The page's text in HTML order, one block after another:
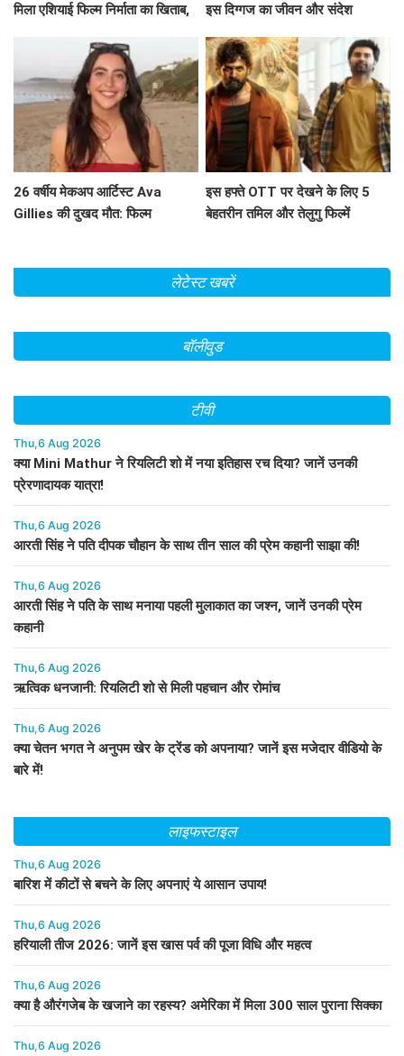
मिला एशियाई फिल्म निर्माता का खिताब,
इस दिग्गज का जीवन और संदेश
26 वर्षीय मेकअप आर्टिस्ट Ava
Gillies की दुखद मौत: फिल्म
इस हफ्ते OTT पर देखने के लिए 5
बेहतरीन तमिल और तेलुगु फिल्में
लेटेस्ट खबरें
बॉलीवुड
टीवी
Thu,6 Aug 2026
क्या Mini Mathur ने रियलिटी शो में नया इतिहास रच दिया? जानें उनकी
प्रेरणादायक यात्रा!
Thu,6 Aug 2026
आरती सिंह ने पति दीपक चौहान के साथ तीन साल की प्रेम कहानी साझा की!
Thu,6 Aug 2026
आरती सिंह ने पति के साथ मनाया पहली मुलाकात का जश्न, जानें उनकी प्रेम
कहानी
Thu,6 Aug 2026
ऋत्विक धनजानी: रियलिटी शो से मिली पहचान और रोमांच
Thu,6 Aug 2026
क्या चेतन भगत ने अनुपम खेर के ट्रेंड को अपनाया? जानें इस मजेदार वीडियो के
बारे में!
लाइफस्टाइल
Thu,6 Aug 2026
बारिश में कीटों से बचने के लिए अपनाएं ये आसान उपाय!
Thu,6 Aug 2026
हरियाली तीज 2026: जानें इस खास पर्व की पूजा विधि और महत्व
Thu,6 Aug 2026
क्या है औरंगजेब के खजाने का रहस्य? अमेरिका में मिला 300 साल पुराना सिक्का
Thu,6 Aug 2026